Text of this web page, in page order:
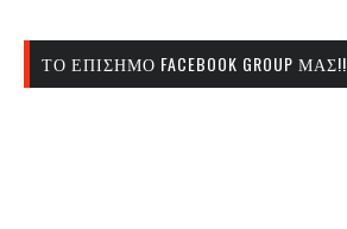
ΤΟ ΕΠΊΣΗΜΟ FACEBOOK GROUP ΜΑΣ!!